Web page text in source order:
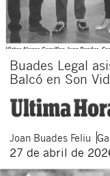
Buades Legal
Balcó en Son
Joan Buades Feliu
27 de abril de